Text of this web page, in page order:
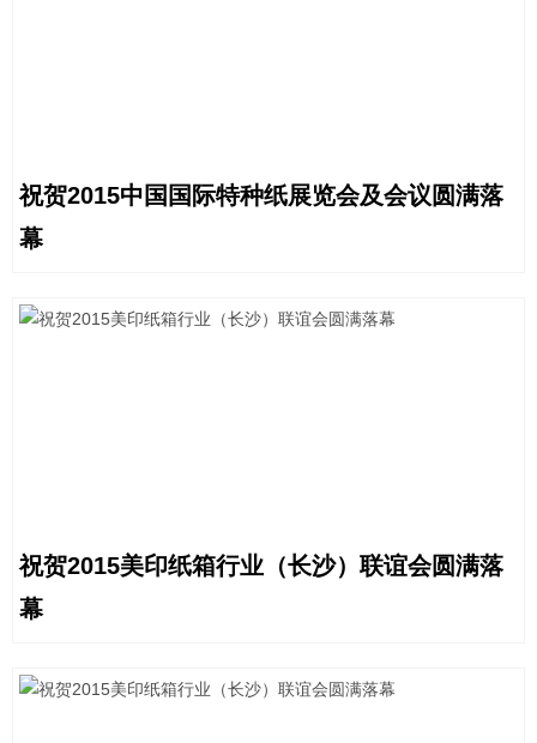
祝贺2015中国国际特种纸展览会及会议圆满落
幕
祝贺2015美印纸箱行业（长沙）联谊会圆满落
幕